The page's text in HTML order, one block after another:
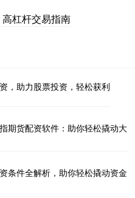
杠杆交易指南
，助力股票投资，轻松获利
期货配资软件：助你轻松撬动大
条件全解析，助你轻松撬动资金